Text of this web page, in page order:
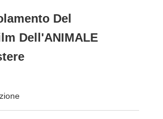
Del
Dell'ANIMALE